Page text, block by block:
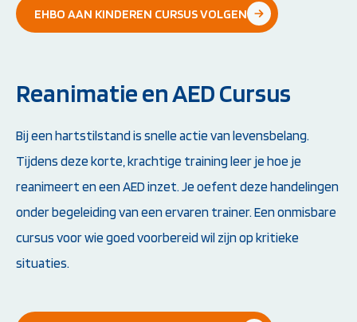
EHBO AAN KINDEREN CURSUS VOLGEN
Reanimatie en AED Cursus
Bij een hartstilstand is snelle actie van levensbelang.
Tijdens deze korte, krachtige training leer je hoe je
reanimeert en een AED inzet. Je oefent deze handelingen
onder begeleiding van een ervaren trainer. Een onmisbare
cursus voor wie goed voorbereid wil zijn op kritieke
situaties.